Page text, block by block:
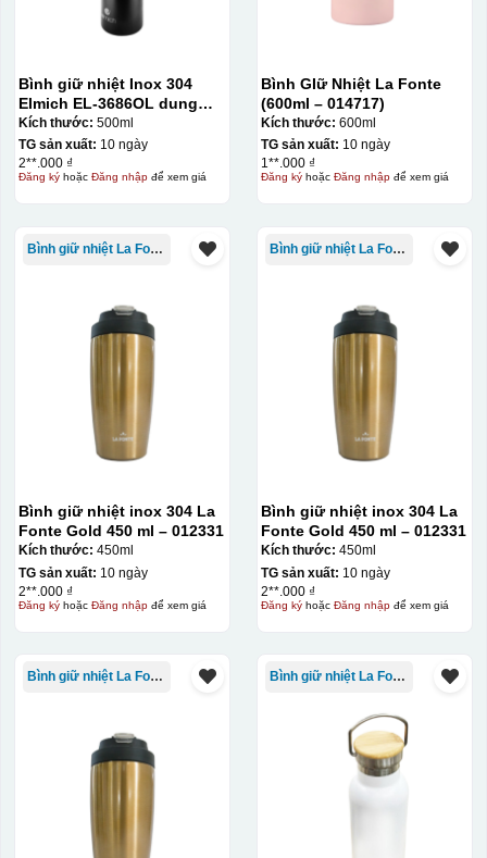
Bình giữ nhiệt Inox 304
Elmich EL-3686OL dung
tích 500ml
Kích thước: 500ml
TG sản xuất: 10 ngày
2**.000 ₫
Đăng kýhoặc Đăng nhậpđể xem giá
Bình GIữ Nhiệt La Fonte
(600ml – 014717)
Kích thước: 600ml
TG sản xuất: 10 ngày
1**.000 ₫
Đăng kýhoặc Đăng nhậpđể xem giá
Bình giữ nhiệt La Fonte
Bình giữ nhiệt inox 304 La
Fonte Gold 450 ml – 012331
Kích thước: 450ml
TG sản xuất: 10 ngày
2**.000 ₫
Đăng kýhoặc Đăng nhậpđể xem giá
Bình giữ nhiệt La Fonte
Bình giữ nhiệt inox 304 La
Fonte Gold 450 ml – 012331
Kích thước: 450ml
TG sản xuất: 10 ngày
2**.000 ₫
Đăng kýhoặc Đăng nhậpđể xem giá
Bình giữ nhiệt La Fonte Bình giữ nhiệt La Fonte